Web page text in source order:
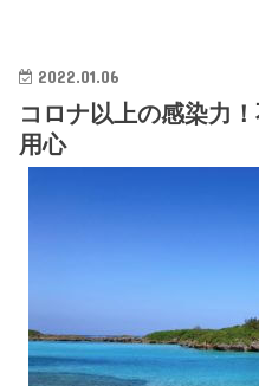
2022.01.06
コロナ以上の感染力
用心